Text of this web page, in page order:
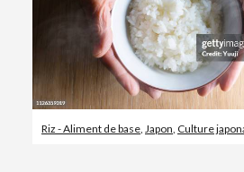
Riz - Aliment de base, Japon, Culture